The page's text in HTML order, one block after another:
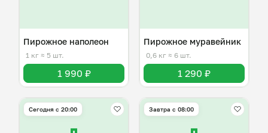
Пирожное наполеон
1 кг ≈ 5 шт.
1 990 ₽
Пирожное муравейник
0,6 кг ≈ 6 шт.
1 290 ₽
Сегодня с 20:00 Завтра c 08:00